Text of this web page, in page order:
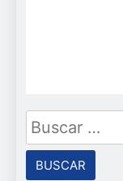
Buscar: